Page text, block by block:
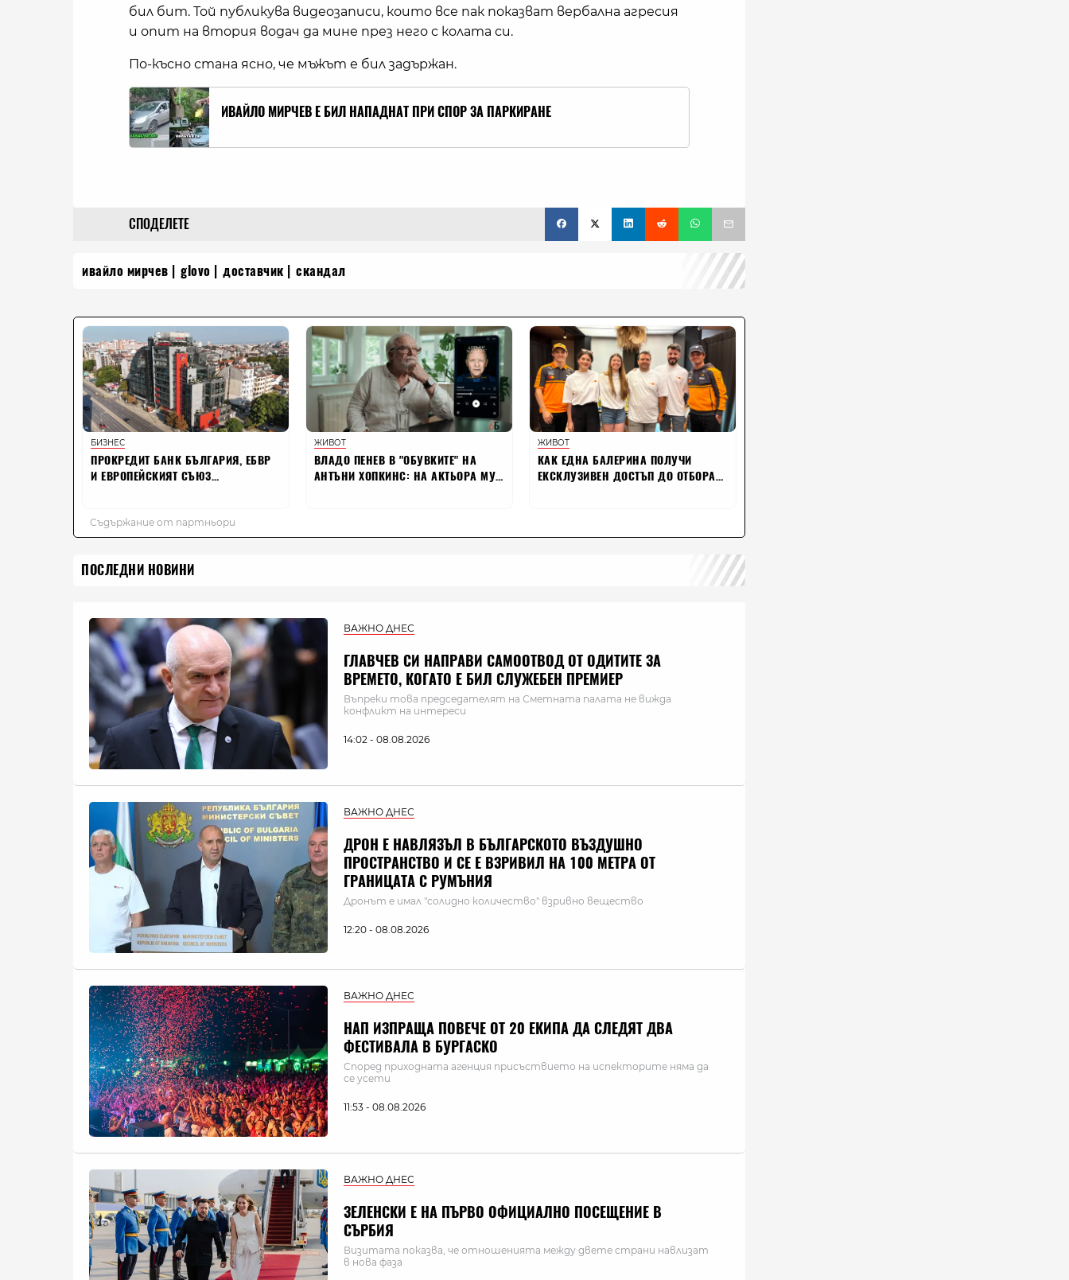
бил бит. Той публикува видеозаписи, които все пак показват вербална агресия
и опит на втория водач да мине през него с колата си.
По-късно стана ясно, че мъжът е бил задържан.
ИВАЙЛО МИРЧЕВ Е БИЛ НАПАДНАТ ПРИ СПОР ЗА ПАРКИРАНЕ
СПОДЕЛЕТЕ
ивайло мирчев glovo доставчик скандал
ПОСЛЕДНИ НОВИНИ
ВАЖНО ДНЕС
ГЛАВЧЕВ СИ НАПРАВИ САМООТВОД ОТ ОДИТИТЕ ЗА
ВРЕМЕТО, КОГАТО Е БИЛ СЛУЖЕБЕН ПРЕМИЕР
Въпреки това председателят на Сметната палата не вижда
конфликт на интереси
14:02 - 08.08.2026
ВАЖНО ДНЕС
ДРОН Е НАВЛЯЗЪЛ В БЪЛГАРСКОТО ВЪЗДУШНО
ПРОСТРАНСТВО И СЕ Е ВЗРИВИЛ НА 100 МЕТРА ОТ
ГРАНИЦАТА С РУМЪНИЯ
Дронът е имал "солидно количество" взривно вещество
12:20 - 08.08.2026
ВАЖНО ДНЕС
НАП ИЗПРАЩА ПОВЕЧЕ ОТ 20 ЕКИПА ДА СЛЕДЯТ ДВА
ФЕСТИВАЛА В БУРГАСКО
Според приходната агенция присъствието на испекторите няма да
се усети
11:53 - 08.08.2026
ВАЖНО ДНЕС
ЗЕЛЕНСКИ Е НА ПЪРВО ОФИЦИАЛНО ПОСЕЩЕНИЕ В
СЪРБИЯ
Визитата показва, че отношенията между двете страни навлизат
в нова фаза